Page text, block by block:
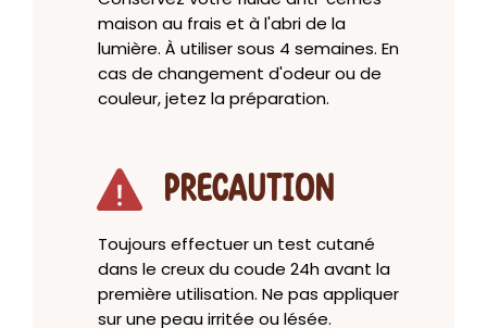
maison au frais et à l'abri de la
lumière. À utiliser sous 4 semaines. En
cas de changement d'odeur ou de
couleur, jetez la préparation.
PRECAUTION
Toujours effectuer un test cutané
dans le creux du coude 24h avant la
première utilisation. Ne pas appliquer
sur une peau irritée ou lésée.